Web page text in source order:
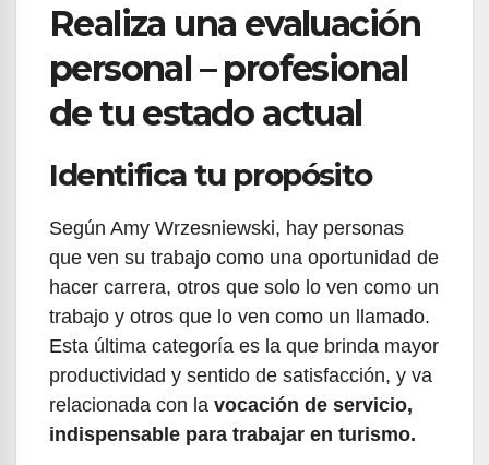
Realiza una evaluación
personal – profesional
de tu estado actual
Identifica tu propósito
Según Amy Wrzesniewski, hay personas
que ven su trabajo como una oportunidad de
hacer carrera, otros que solo lo ven como un
trabajo y otros que lo ven como un llamado.
Esta última categoría es la que brinda mayor
productividad y sentido de satisfacción, y va
relacionada con la vocación de servicio,
indispensable para trabajar en turismo.